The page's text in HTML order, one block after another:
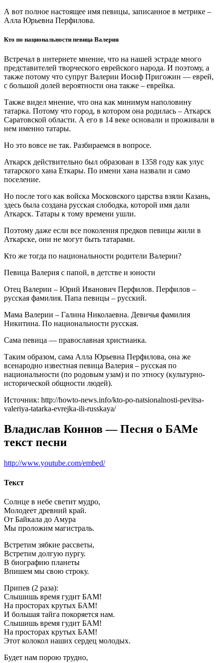
А вот полное настоящее имя певицы, записанное в метрике –
Алла Юрьевна Перфилова.
Кто по национальности певица Валерия
Встречал в интернете мнение, что на нашей эстраде много
представителей творческого еврейского народа. И поэтому, а
также потому что супруг Валерии Иосиф Пригожин — еврей,
с большой долей вероятности она также – еврейка.
Также видел мнение, что она как минимум наполовину
татарка. Потому что город, в котором она родилась – Аткарск
Саратовской области. А его в 14 веке основали и проживали в
нем именно татары.
Но это вовсе не так. Разбираемся в вопросе.
Аткарск действительно был образован в 1358 году как улус
татарского хана Еткары. По имени хана назвали и само
поселение.
Но после того как войска Московского царства взяли Казань,
здесь была создана русская слободка, которой имя дали
Аткарск. Татары к тому времени ушли.
Поэтому даже если все поколения предков певицы жили в
Аткарске, они не могут быть татарами.
Кто же тогда по национальности родители Валерии?
Певица Валерия с папой, в детстве и юности
Отец Валерии – Юрий Иванович Перфилов. Перфилов –
русская фамилия. Папа певицы – русский.
Мама Валерии – Галина Николаевна. Девичья фамилия
Никитина. По национальности русская.
Сама певица — православная христианка.
Таким образом, сама Алла Юрьевна Перфилова, она же
всенародно известная певица Валерия – русская по
национальности (по родовым узам) и по этносу (культурно-
исторической общности людей).
Источник: http://howto-news.info/kto-po-natsionalnosti-pevitsa-
valeriya-tatarka-evrejka-ili-russkaya/
Владислав Коннов — Песня о БАМе
текст песни
http://www.youtube.com/embed/
Текст
Солнце в небе светит мудро,
Молодеет древний край.
От Байкала до Амура
Мы проложим магистраль.
Встретим зябкие рассветы,
Встретим долгую пургу.
В биографию планеты
Впишем мы свою строку.
Припев (2 раза):
Слышишь время гудит БАМ!
На просторах крутых БАМ!
И большая тайга покоряется нам.
Слышишь время гудит БАМ!
На просторах крутых БАМ!
Этот колокол наших сердец молодых.
Будет нам порою трудно,